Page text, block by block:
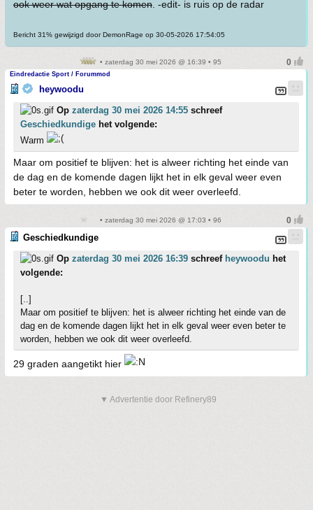
ook weer wat opgang te komen . -edit- is ruis op de radar
Bericht 31% gewijzigd door DemonRage op 30-05-2026 17:54:05
• zaterdag 30 mei 2026 @ 16:39 • 95
Eindredactie Sport / Forummod
heywoodu
Op zaterdag 30 mei 2026 14:55 schreef
Geschiedkundige het volgende:
Warm
Maar om positief te blijven: het is alweer richting het einde van
de dag en de komende dagen lijkt het in elk geval weer even
beter te worden, hebben we ook dit weer overleefd.
• zaterdag 30 mei 2026 @ 17:03 • 96
Geschiedkundige
Op zaterdag 30 mei 2026 16:39 schreef heywoodu het
volgende:
[..]
Maar om positief te blijven: het is alweer richting het einde van de
dag en de komende dagen lijkt het in elk geval weer even beter te
worden, hebben we ook dit weer overleefd.
29 graden aangetikt hier
▼ Advertentie door Refinery89